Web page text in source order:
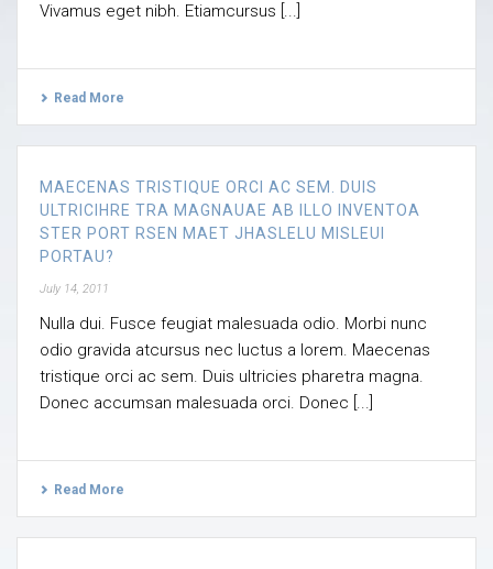
Vivamus eget nibh. Etiamcursus [...]
Read More
MAECENAS TRISTIQUE ORCI AC SEM. DUIS
ULTRICIHRE TRA MAGNAUAE AB ILLO INVENTOA
STER PORT RSEN MAET JHASLELU MISLEUI
PORTAU?
July 14, 2011
Nulla dui. Fusce feugiat malesuada odio. Morbi nunc
odio gravida atcursus nec luctus a lorem. Maecenas
tristique orci ac sem. Duis ultricies pharetra magna.
Donec accumsan malesuada orci. Donec [...]
Read More